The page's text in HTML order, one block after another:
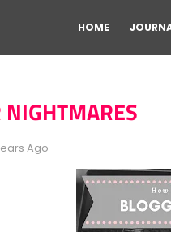
HOME
NIGHTMARES
Ago